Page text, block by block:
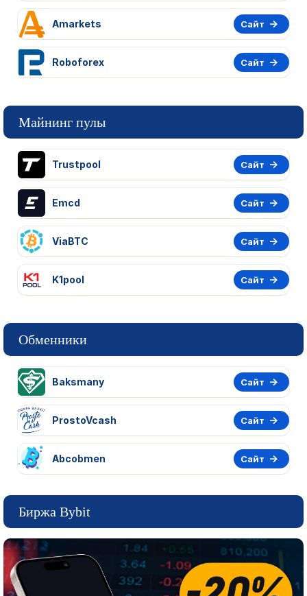
Amarkets Сайт
Roboforex Сайт
Майнинг пулы
Trustpool Сайт
Emcd Сайт
ViaBTC Сайт
K1pool Сайт
Обменники
Baksmany Сайт
ProstoVcash Сайт
Abcobmen Сайт
Биржа Bybit